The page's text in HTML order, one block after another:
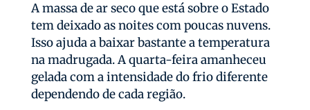
A massa de ar seco que está sobre o Estado
tem deixado as noites com poucas nuvens.
Isso ajuda a baixar bastante a temperatura
na madrugada. A quarta-feira amanheceu
gelada com a intensidade do frio diferente
dependendo de cada região.